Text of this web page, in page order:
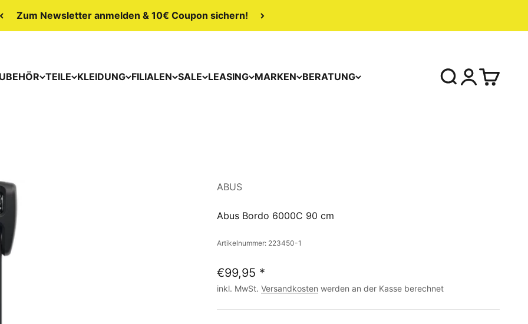
Zum Newsletter anmelden & 10€ Coupon sichern!
TEILE KLEIDUNG FILIALEN SALE LEASING MARKEN BERATUNG
ABUS
Abus Bordo 6000C 90 cm
Artikelnummer: 223450-1
€99,95 *
inkl. MwSt. Versandkosten werden an der Kasse berechnet